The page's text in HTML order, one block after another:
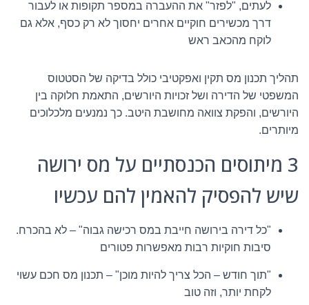
לעתים, "לפזר" את ההעברה במספר תקופות או לעבור
דרך מכשירים חוקיים אחרים יחסוך לא רק כסף, אלא גם
לוקח מהכאב ראש
תהליך תכנון מס תקין ואפקטיבי כולל בדיקה של הסטטוס
המשפטי של הדירה ושל זכויות היורשים, התאמת חלוקה בין
היורשים, והפקת צוואה מחושבת היטב. כך נמנעים מלכלוכים
מיותרים.
3 מיתוסים הכנסתיים על מס ירושה
שיש להפסיק להאמין להם עכשיו
"כל דירה בירושה חייבת במס רכישה גבוה" – לא בהכרח.
סיבות חוקיות רבות מאפשרות פטורים
"תוך חודש – הכל צריך להיות מוכן" – תכנון מס חכם עשוי
לקחת יותר, וזה טוב